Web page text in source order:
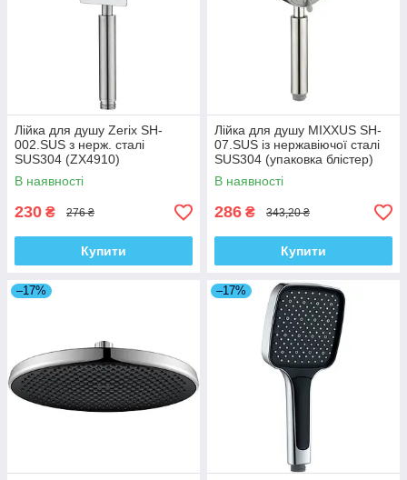
Лійка для душу Zerix SH-
002.SUS з нерж. сталі
SUS304 (ZX4910)
В наявності
230 ₴ 276 ₴
Купити
Лійка для душу MIXXUS SH-
07.SUS із нержавіючої сталі
SUS304 (упаковка блістер)
(MI6844)
В наявності
286 ₴ 343,20 ₴
Купити
–17% –17%